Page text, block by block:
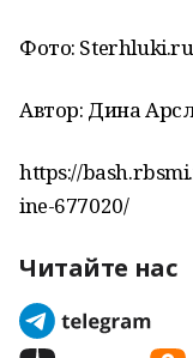
Фото: Sterhluki.ru
Автор: Дина
https://
ine-677020/
Читайте нас